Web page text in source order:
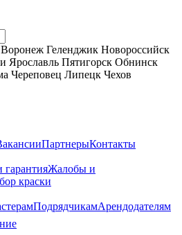
Воронеж Геленджик Новороссийск
Ярославль Пятигорск Обнинск
Череповец Липецк Чехов
ПартнерыКонтакты
гарантияЖалобы и
краски
ПодрядчикамАрендодателям